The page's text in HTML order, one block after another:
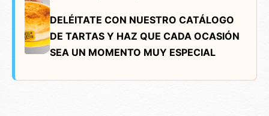
DELÉITATE CON NUESTRO CATÁLOGO
DE TARTAS Y HAZ QUE CADA OCASIÓN
SEA UN MOMENTO MUY ESPECIAL